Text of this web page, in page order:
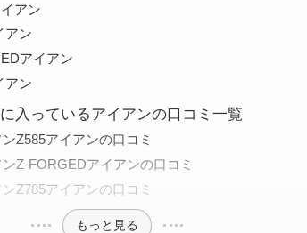
アン
アン
アイアン
アン
入っているアイアンの口コミ一覧
Z585アイアンの口コミ
Z-FORGEDアイアンの口コミ
Z785アイアンの口コミ
もっと見る